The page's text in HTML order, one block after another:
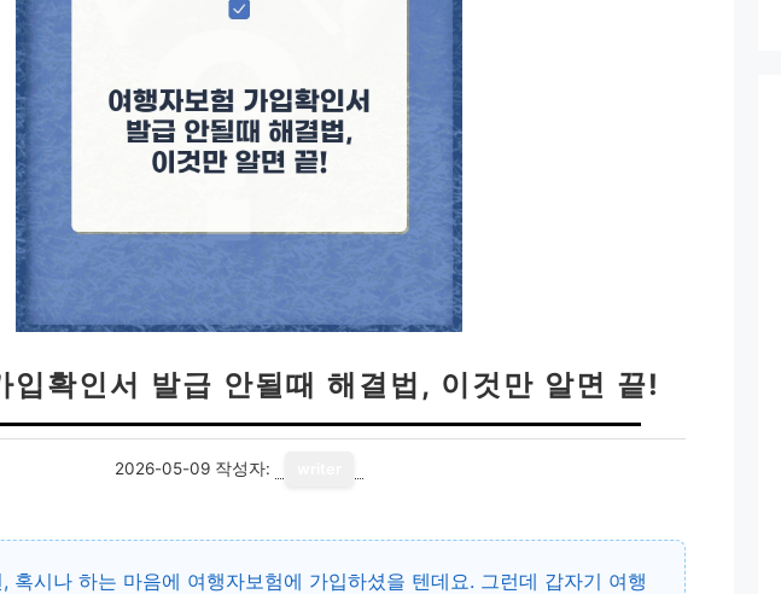
입확인서 발급 안될때 해결법, 이것만 알면 끝!
2026-05-09 작성자:
혹시나 하는 마음에 여행자보험에 가입하셨을 텐데요. 그런데 갑자기 여행